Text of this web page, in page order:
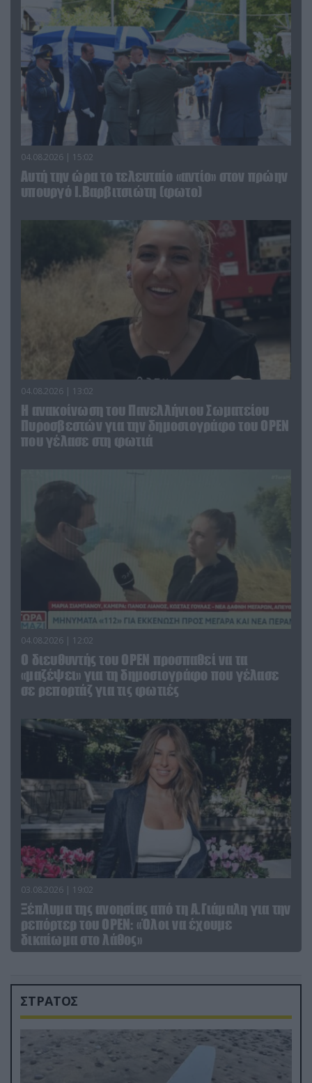
04.08.2026 | 15:02
Αυτή την ώρα το τελευταίο «αντίο» στον πρώην
υπουργό Ι.Βαρβιτσιώτη (φωτο)
04.08.2026 | 13:02
Η ανακοίνωση του Πανελλήνιου Σωματείου
Πυροσβεστών για την δημοσιογράφο του OPEN
που γέλασε στη φωτιά
04.08.2026 | 12:02
O διευθυντής του OPEN προσπαθεί να τα
«μαζέψει» για τη δημοσιογράφο που γέλασε
σε ρεπορτάζ για τις φωτιές
03.08.2026 | 19:02
Ξέπλυμα της ανοησίας από τη Α.Γιάμαλη για την
ρεπόρτερ του ΟΡΕΝ: «Όλοι να έχουμε
δικαίωμα στο λάθος»
ΣΤΡΑΤΟΣ